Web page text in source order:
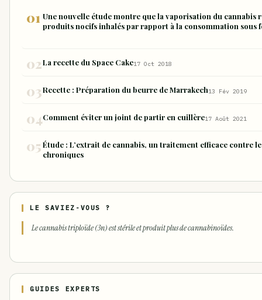
Une nouvelle étude montre que la vaporisation du cannabis
produits nocifs inhalés par rapport à la consommation sous
La recette du Space Cake17 Oct 2018
Recette : Préparation du beurre de Marrakech13 Fév 2019
Comment éviter un joint de partir en cuillère17 Août 2021
Étude : L’extrait de cannabis, un traitement efficace contre
chroniques
LE SAVIEZ-VOUS ?
Le cannabis triploïde (3n) est stérile et produit plus de cannabinoïdes.
GUIDES EXPERTS